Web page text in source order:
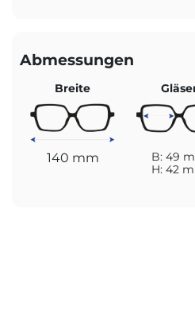
Abmessungen
Breite
140 mm
B: 49
H: 42